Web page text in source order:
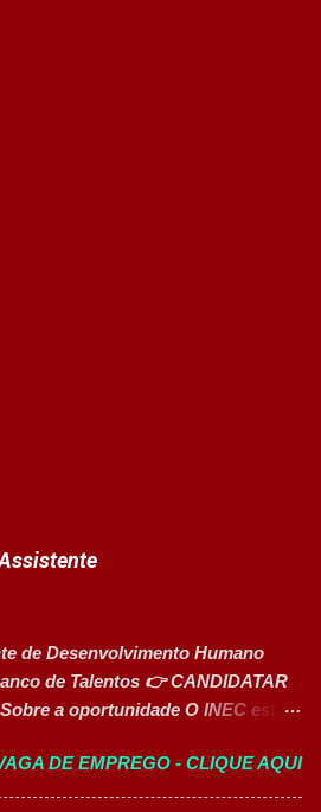
de Desenvolvimento Humano
de Talentos 👉 CANDIDATAR
a oportunidade O INEC está
da função de Assistente de
Humano . O profissional
DE EMPREGO - CLIQUE AQUI